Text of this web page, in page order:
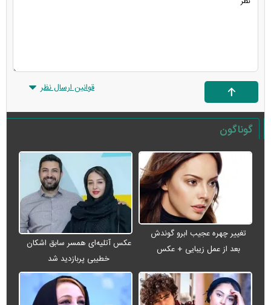
قوانین ارسال نظر
گوناگون
تغییر چهره عجیب ابرو گوندش
بعد از عمل زیبایی + عکس
عکس آتلیه‌ای همسر سابق اشکان
خطیبی پربازدید شد